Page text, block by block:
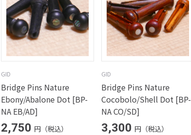
GID
Bridge Pins Nature
Ebony/Abalone Dot [BP-
NA EB/AD]
2,750 円（税込）
GID
Bridge Pins Nature
Cocobolo/Shell Dot [BP-
NA CO/SD]
3,300 円（税込）